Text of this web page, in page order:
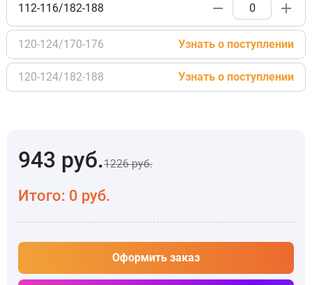
112-116/182-188
120-124/170-176 Узнать о поступлении
120-124/182-188 Узнать о поступлении
943 руб.1226руб.
Итого: 0 руб.
Оформить заказ